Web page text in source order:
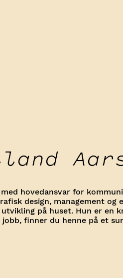
hovedansvar for
design, management
på huset. Hun er en
finner du henne på et